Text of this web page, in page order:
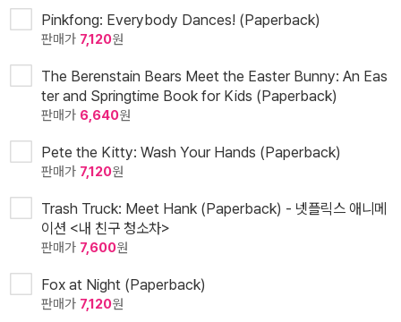
Pinkfong: Everybody Dances! (Paperback)
판매가 7,120원
The Berenstain Bears Meet the Easter Bunny: An Eas
ter and Springtime Book for Kids (Paperback)
판매가 6,640원
Pete the Kitty: Wash Your Hands (Paperback)
판매가 7,120원
Trash Truck: Meet Hank (Paperback) - 넷플릭스 애니메
이션 <내 친구 청소차>
판매가 7,600원
Fox at Night (Paperback)
판매가 7,120원